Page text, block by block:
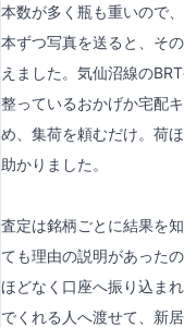
本数が多く瓶も重いので
本ずつ写真を送ると、そ
えました。気仙沼線の
整っているおかげか宅配
め、集荷を頼むだけ。荷
助かりました。
査定は銘柄ごとに結果を
ても理由の説明があった
ほどなく口座へ振り込ま
でくれる人へ渡せて、新